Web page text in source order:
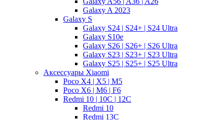
Galaxy A 2023
Galaxy S
Galaxy S24 | S24+ | S24 Ultra
Galaxy S10e
Galaxy S26 | S26+ | S26 Ultra
Galaxy S23 | S23+ | S23 Ultra
Galaxy S25 | S25+ | S25 Ultra
Аксессуары Xiaomi
Poco X4 | X5 | M5
Poco X6 | M6 | F6
Redmi 10 | 10C | 12C
Redmi 10
Redmi 13C